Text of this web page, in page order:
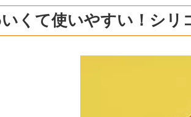
くて使いやすい！シリ